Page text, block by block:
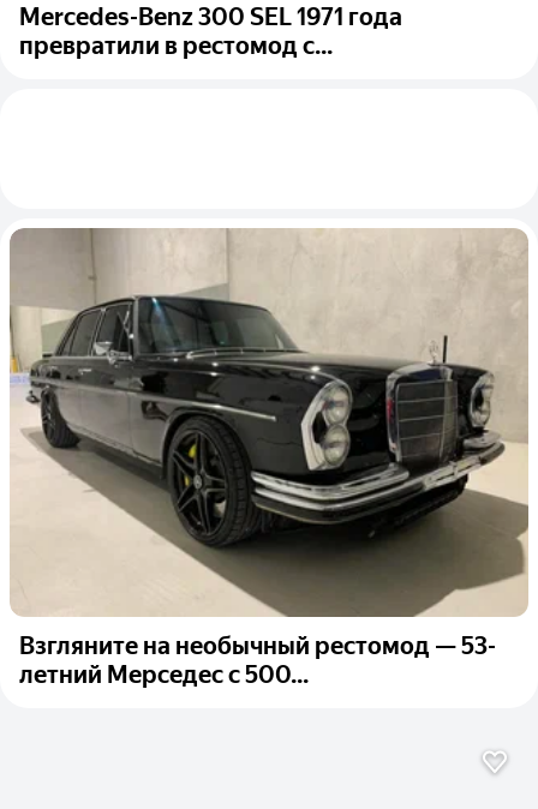
Mercedes-Benz 300 SEL 1971 года
превратили в рестомод с...
Взгляните на необычный рестомод — 53-
летний Мерседес с 500...